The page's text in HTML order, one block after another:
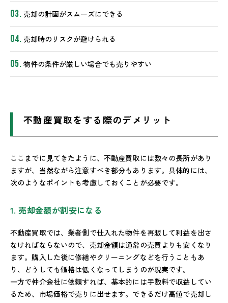
売却の計画がスムーズにできる
売却時のリスクが避けられる
物件の条件が厳しい場合でも売りやすい
不動産買取をする際のデメリット
ここまでに見てきたように、不動産買取には数々の長所があり
ますが、当然ながら注意すべき部分もあります。具体的には、
次のようなポイントも考慮しておくことが必要です。
1. 売却金額が割安になる
不動産買取では、業者側で仕入れた物件を再販して利益を出さ
なければならないので、売却金額は通常の売買よりも安くなり
ます。購入した後に修繕やクリーニングなどを行うこともあ
り、どうしても価格は低くなってしまうのが現実です。
一方で仲介会社に依頼すれば、基本的には手数料で収益してい
るため、市場価格で売りに出せます。できるだけ高値で売却し